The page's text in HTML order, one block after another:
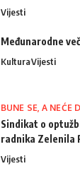
Vijesti
Međunarodne
KulturaVijesti
BUNE SE, A NEĆE
Sindikat o
radnika Zelenila
Vijesti